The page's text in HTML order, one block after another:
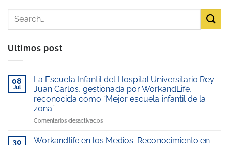
Ultimos post
08
Jul
La Escuela Infantil del Hospital Universitario Rey
Juan Carlos, gestionada por WorkandLife,
reconocida como “Mejor escuela infantil de la
zona”
Comentarios desactivadosen
Escuela
30
Workandlife en los Medios: Reconocimiento en